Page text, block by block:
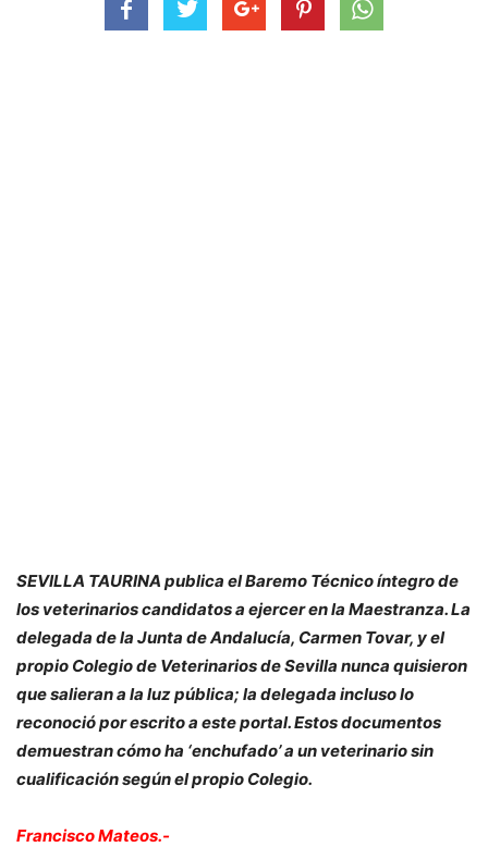
SEVILLA TAURINA publica el Baremo Técnico íntegro de
los veterinarios candidatos a ejercer en la Maestranza. La
delegada de la Junta de Andalucía, Carmen Tovar, y el
propio Colegio de Veterinarios de Sevilla nunca quisieron
que salieran a la luz pública; la delegada incluso lo
reconoció por escrito a este portal. Estos documentos
demuestran cómo ha ‘enchufado’ a un veterinario sin
cualificación según el propio Colegio.
Francisco Mateos.-